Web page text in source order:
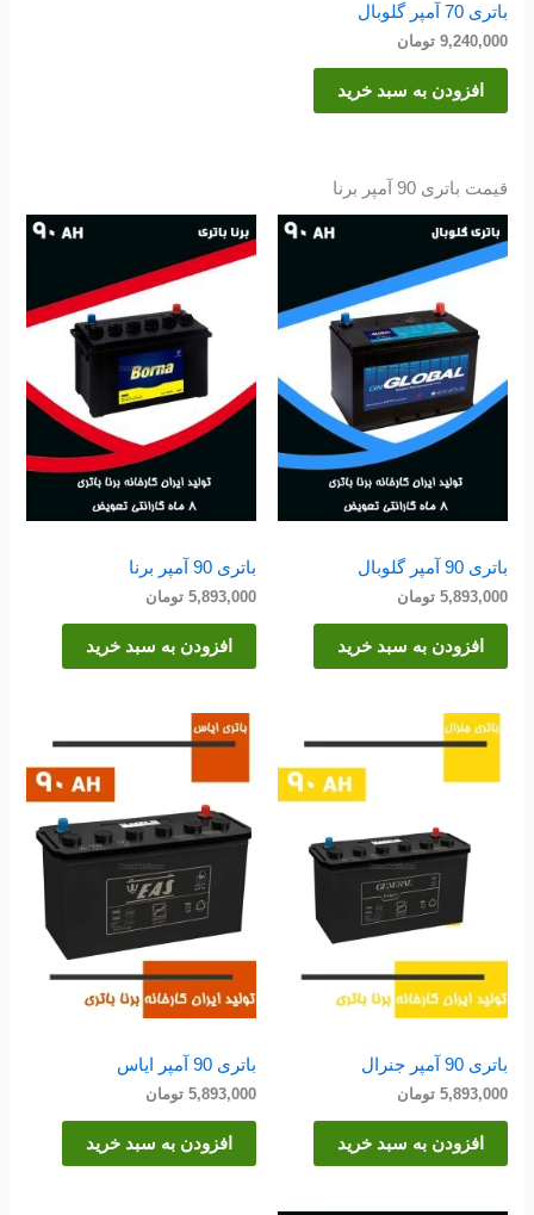
باتری 70 آمپر گلوبال
9,240,000 تومان
افزودن به سبد خرید
قیمت باتری 90 آمپر برنا
باتری 90 آمپر گلوبال
5,893,000 تومان
افزودن به سبد خرید
باتری 90 آمپر برنا
5,893,000 تومان
افزودن به سبد خرید
باتری 90 آمپر جنرال
5,893,000 تومان
افزودن به سبد خرید
باتری 90 آمپر ایاس
5,893,000 تومان
افزودن به سبد خرید